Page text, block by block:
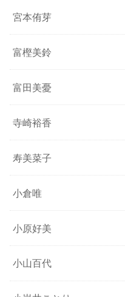
宮本侑芽
富樫美鈴
富田美憂
寺崎裕香
寿美菜子
小倉唯
小原好美
小山百代